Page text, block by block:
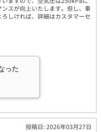
スが向上いたします。但し、車
しければ、詳細はカスタマーセ
った
投稿日: 2026年03月27日